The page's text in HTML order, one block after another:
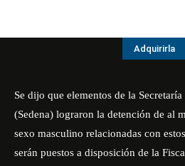
Adquirirla
Se dijo que elementos de la
(Sedena) lograron la detención de al
sexo masculino relacionadas con
serán puestos a disposición de la